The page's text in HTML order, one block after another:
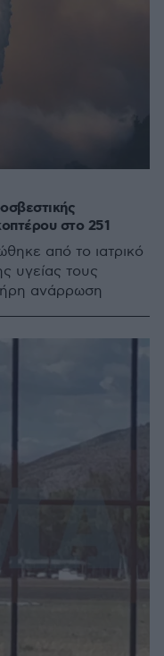
στο 251
από το ιατρικό
υγείας τους
ανάρρωση